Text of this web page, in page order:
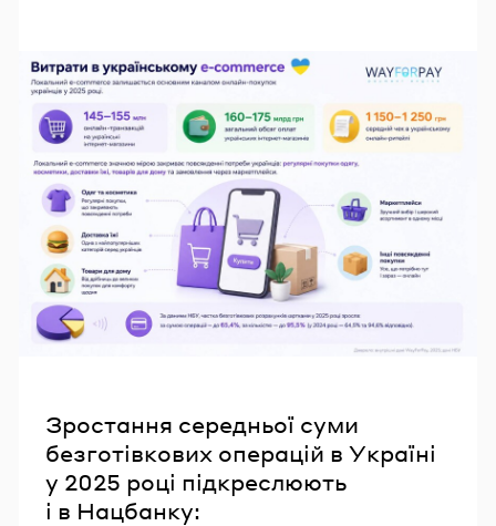
Зростання середньої суми
безготівкових операцій в Україні
у 2025 році підкреслюють
і в Нацбанку: